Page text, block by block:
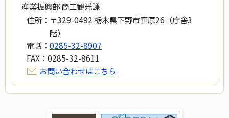
産業振興部 商工観光課
住所： 〒329-0492 栃木県下野市笹原26（庁舎3
階）
電話： 0285-32-8907
FAX： 0285-32-8611
お問い合わせはこちら